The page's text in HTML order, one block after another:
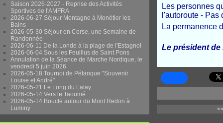
Saison 2026-2027 - Reprise des Activités
Sportives de l'AMFRA
2026-06-27 Séjour Montagne à Monétier les
Bains
2026-05-30 Séjour en Corse, une Semaine de
Randonnée
2026-06-11 De la Londe à la plage de l'Estagnol
2026-06-04 Sous les Feuillus de Saint Pons
Annulation de la Séance de Marche Nordique, le
vendredi 5 juin 2026.
2026-05-18 Tournoi de Pétanque "Souvenir
Louise et André"
2026-05-21 Le Long du Latay
2026-05-14 Vers le Taoumé
2026-05-14 Boucle autour du Mont Redon à
Luminy
Les personnes
l'autoroute - Pas
La permanence
Le président de